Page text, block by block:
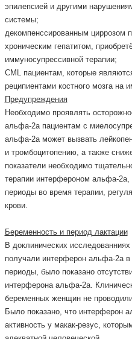
эпилепсией и другими
системы;
декомпенссированным циррозом
хроническим гепатитом,
иммуносупрессивной терапии;
СМL пациентам, которые
реципиентами костного мозга на
Предупреждения
Необходимо проявлять
альфа-2а пациентам с
альфа-2а может вызвать
и тромбоцитопению, а также
показатели необходимо
терапии интерфероном альфа-
периоды во время терапии,
крови.
Беременность и период лактации
В доклинических
получали интерферон альфа-2а
периоды, было показано
интерферона альфа-2а.
беременных женщин не
Было показано, что интерферон
активность у макак-резус,